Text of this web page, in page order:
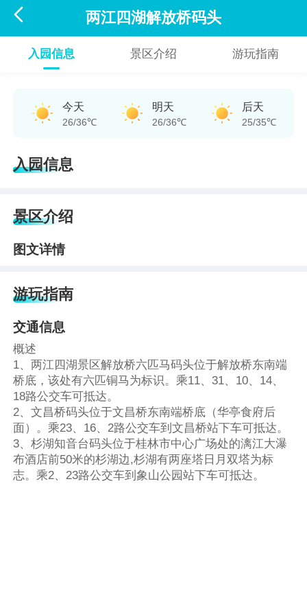
 两江四湖解放桥码头
入园信息 景区介绍 游玩指南
今天
26/36℃
明天
26/36℃
后天
25/35℃
入园信息
景区介绍
图文详情
游玩指南
交通信息
概述
1、两江四湖景区解放桥六匹马码头位于解放桥东南端
桥底，该处有六匹铜马为标识。乘11、31、10、14、
18路公交车可抵达。
2、文昌桥码头位于文昌桥东南端桥底（华亭食府后
面）。乘23、16、2路公交车到文昌桥站下车可抵达。
3、杉湖知音台码头位于桂林市中心广场处的漓江大瀑
布酒店前50米的杉湖边,杉湖有两座塔日月双塔为标
志。乘2、23路公交车到象山公园站下车可抵达。